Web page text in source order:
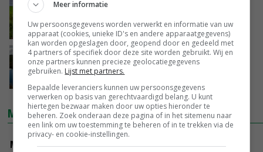
Friese boeren krijgen vergoeding voor
08-09-2021
Friesland zet in op ecologisch slootschonen
MARKTPRIJZEN
Magere melkpoeder
Meer informatie
Uw persoonsgegevens worden verwerkt en informatie van uw
apparaat (cookies, unieke ID's en andere apparaatgegevens)
kan worden opgeslagen door, geopend door en gedeeld met
4 partners of specifiek door deze site worden gebruikt. Wij en
onze partners kunnen precieze geolocatiegegevens
gebruiken. Lijst met partners.
Bepaalde leveranciers kunnen uw persoonsgegevens
verwerken op basis van gerechtvaardigd belang. U kunt
hiertegen bezwaar maken door uw opties hieronder te
beheren. Zoek onderaan deze pagina of in het sitemenu naar
een link om uw toestemming te beheren of in te trekken via de
privacy- en cookie-instellingen.